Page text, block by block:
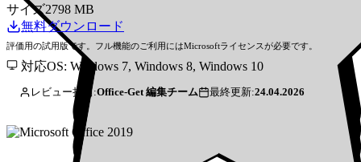
サイズ2798 MB
無料ダウンロード
評価用の試用版です。フル機能のご利用にはMicrosoftライセンスが必要です。
対応OS: Windows 7, Windows 8, Windows 10
レビュー担当:Office-Get 編集チーム 最終更新:24.04.2026